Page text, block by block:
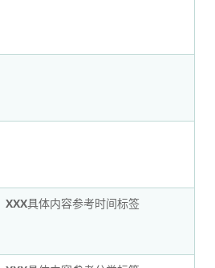
XXX具体内容参考时间标签